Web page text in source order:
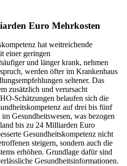
Euro Mehrkosten
hat weitreichende
einer geringen
und länger krank, nehmen
werden öfter im Krankenhaus
seltener. Das
zusätzlich und verursacht
Schätzungen belaufen sich die
auf drei bis fünf
Gesundheitswesen, was bezogen
bis zu 24 Milliarden Euro
Gesundheitskompetenz nicht
steigern, sondern auch die
erhöhen. Grundlage dafür sind
Gesundheitsinformationen.